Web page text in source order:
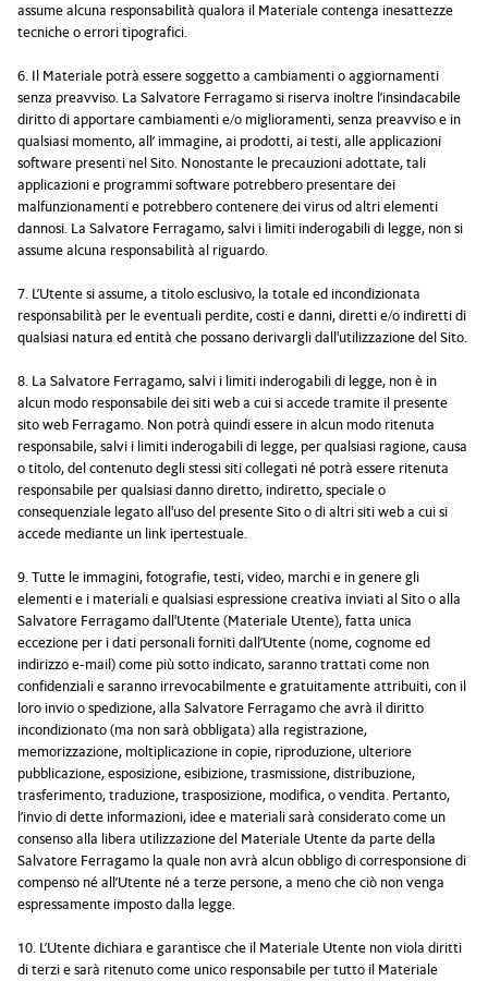
assume alcuna responsabilità qualora il Materiale contenga inesattezze
tecniche o errori tipografici.
6. Il Materiale potrà essere soggetto a cambiamenti o aggiornamenti
senza preavviso. La Salvatore Ferragamo si riserva inoltre l’insindacabile
diritto di apportare cambiamenti e/o miglioramenti, senza preavviso e in
qualsiasi momento, all’ immagine, ai prodotti, ai testi, alle applicazioni
software presenti nel Sito. Nonostante le precauzioni adottate, tali
applicazioni e programmi software potrebbero presentare dei
malfunzionamenti e potrebbero contenere dei virus od altri elementi
dannosi. La Salvatore Ferragamo, salvi i limiti inderogabili di legge, non si
assume alcuna responsabilità al riguardo.
7. L’Utente si assume, a titolo esclusivo, la totale ed incondizionata
responsabilità per le eventuali perdite, costi e danni, diretti e/o indiretti di
qualsiasi natura ed entità che possano derivargli dall'utilizzazione del Sito.
8. La Salvatore Ferragamo, salvi i limiti inderogabili di legge, non è in
alcun modo responsabile dei siti web a cui si accede tramite il presente
sito web Ferragamo. Non potrà quindi essere in alcun modo ritenuta
responsabile, salvi i limiti inderogabili di legge, per qualsiasi ragione, causa
o titolo, del contenuto degli stessi siti collegati né potrà essere ritenuta
responsabile per qualsiasi danno diretto, indiretto, speciale o
consequenziale legato all'uso del presente Sito o di altri siti web a cui si
accede mediante un link ipertestuale.
9. Tutte le immagini, fotografie, testi, video, marchi e in genere gli
elementi e i materiali e qualsiasi espressione creativa inviati al Sito o alla
Salvatore Ferragamo dall'Utente (Materiale Utente), fatta unica
eccezione per i dati personali forniti dall’Utente (nome, cognome ed
indirizzo e-mail) come più sotto indicato, saranno trattati come non
confidenziali e saranno irrevocabilmente e gratuitamente attribuiti, con il
loro invio o spedizione, alla Salvatore Ferragamo che avrà il diritto
incondizionato (ma non sarà obbligata) alla registrazione,
memorizzazione, moltiplicazione in copie, riproduzione, ulteriore
pubblicazione, esposizione, esibizione, trasmissione, distribuzione,
trasferimento, traduzione, trasposizione, modifica, o vendita. Pertanto,
l’invio di dette informazioni, idee e materiali sarà considerato come un
consenso alla libera utilizzazione del Materiale Utente da parte della
Salvatore Ferragamo la quale non avrà alcun obbligo di corresponsione di
compenso né all’Utente né a terze persone, a meno che ciò non venga
espressamente imposto dalla legge.
10. L’Utente dichiara e garantisce che il Materiale Utente non viola diritti
di terzi e sarà ritenuto come unico responsabile per tutto il Materiale